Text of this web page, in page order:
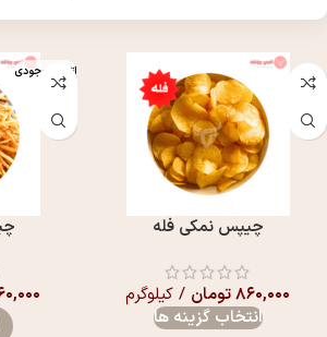
چیپس نمکی فله
۸۶۰,۰۰۰تومان / کیلوگرم
انتخاب گزینه ها
اتمام موجودی